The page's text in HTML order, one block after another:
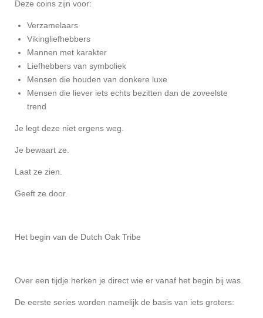
Deze coins zijn voor:
Verzamelaars
Vikingliefhebbers
Mannen met karakter
Liefhebbers van symboliek
Mensen die houden van donkere luxe
Mensen die liever iets echts bezitten dan de zoveelste
trend
Je legt deze niet ergens weg.
Je bewaart ze.
Laat ze zien.
Geeft ze door.
Het begin van de Dutch Oak Tribe
Over een tijdje herken je direct wie er vanaf het begin bij was.
De eerste series worden namelijk de basis van iets groters: